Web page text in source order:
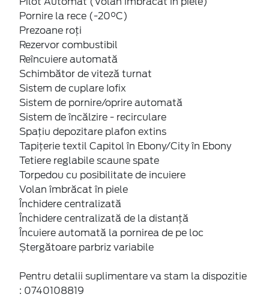
Pornire la rece (-20°C)
Prezoane roți
Rezervor combustibil
Reîncuiere automată
Schimbător de viteză turnat
Sistem de cuplare Iofix
Sistem de pornire/oprire automată
Sistem de încălzire - recirculare
Spațiu depozitare plafon extins
Tapițerie textil Capitol în Ebony/City în Ebony
Tetiere reglabile scaune spate
Torpedou cu posibilitate de incuiere
Volan îmbrăcat în piele
Închidere centralizată
Închidere centralizată de la distanţă
Încuiere automată la pornirea de pe loc
Ștergătoare parbriz variabile
Pentru detalii suplimentare va stam la dispozitie
: 0740108819